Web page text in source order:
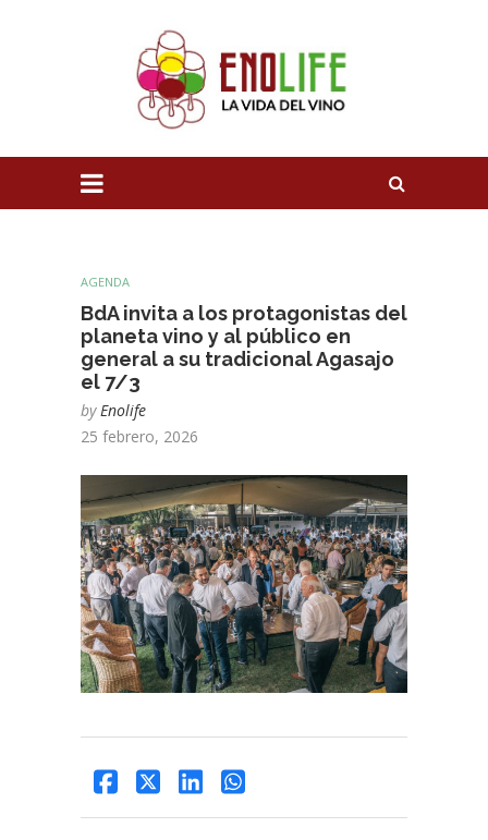
AGENDA
BdA invita a los protagonistas del
planeta vino y al público en
general a su tradicional Agasajo
el 7/3
by Enolife
25 febrero, 2026